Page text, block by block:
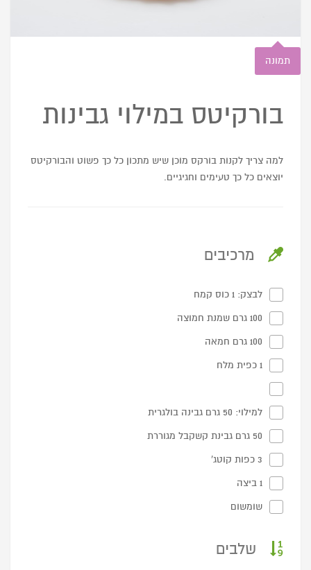
תמונה
בורקיטס במילוי גבינות
למה צריך לקנות בורקס מוכן שיש מתכון כל כך פשוט והבורקיטס
יוצאים כל כך טעימים וחגיגיים.
מרכיבים
לבצק: 1 כוס קמח
100 גרם שמנת חמוצה
100 גרם חמאה
1 כפית מלח
למילוי: 50 גרם גבינה בולגרית
50 גרם גבינת קשקבל מגוררת
3 כפות קוטג'
1 ביצה
שומשום
שלבים